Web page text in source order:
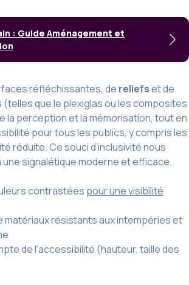
: Guide Aménagement et
réfléchissantes, de reliefset de
que le plexiglas ou les composites
la perception et la mémorisation, tout en
pour tous les publics, y compris les
réduite. Ce souci d’inclusivité nous
signalétique moderne et efficace.
contrastées pour une visibilité
matériaux résistants aux intempéries et
de l’accessibilité (hauteur, taille des